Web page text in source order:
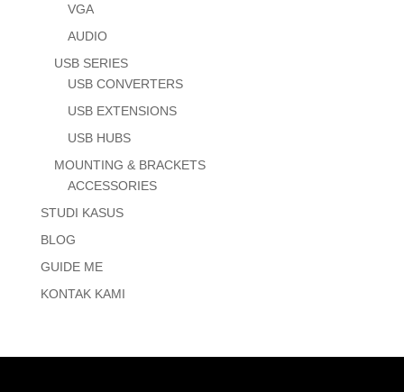
VGA
AUDIO
USB SERIES
USB CONVERTERS
USB EXTENSIONS
USB HUBS
MOUNTING & BRACKETS
ACCESSORIES
STUDI KASUS
BLOG
GUIDE ME
KONTAK KAMI